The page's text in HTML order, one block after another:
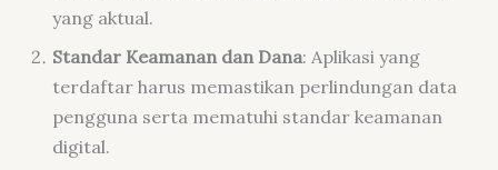
yang aktual.
Standar Keamanan dan Dana: Aplikasi yang
terdaftar harus memastikan perlindungan data
pengguna serta mematuhi standar keamanan
digital.